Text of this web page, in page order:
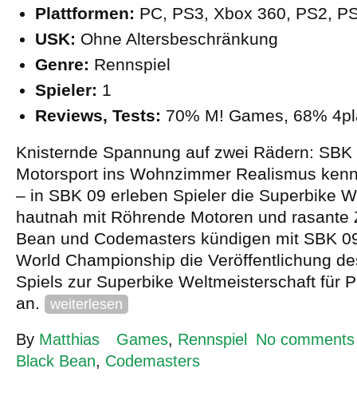
Plattformen: PC, PS3, Xbox 360, PS2,
USK: Ohne Altersbeschränkung
Genre: Rennspiel
Spieler: 1
Reviews, Tests: 70% M! Games, 68%
Knisternde Spannung auf zwei Rädern:
Motorsport ins Wohnzimmer Realismus
– in SBK 09 erleben Spieler die Superbike
hautnah mit Röhrende Motoren und rasante
Bean und Codemasters kündigen mit SBK
World Championship die Veröffentlichung
Spiels zur Superbike Weltmeisterschaft für
an.
weiterlesen
By Matthias Games, Rennspiel No comments
Black Bean, Codemasters